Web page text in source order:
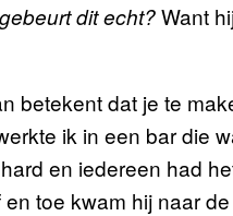
gebeurt dit echt?Want
betekent dat je te
ik in een bar die
en iedereen had
toe kwam hij naar